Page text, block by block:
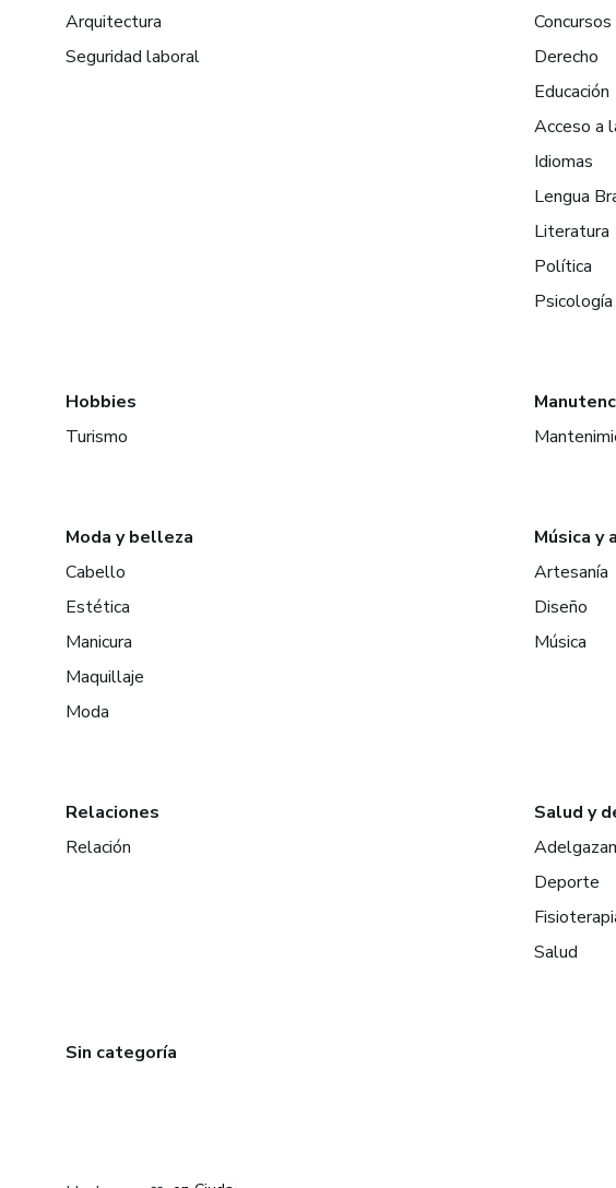
Arquitectura
Seguridad laboral
Concursos
Derecho
Educación
Acceso a
Idiomas
Lengua
Literatura
Política
Psicología
Hobbies
Turismo
Moda y belleza
Cabello
Estética
Manicura
Maquillaje
Moda
Música y
Artesanía
Diseño
Música
Relaciones
Relación
Salud y
Deporte
Salud
Sin categoría